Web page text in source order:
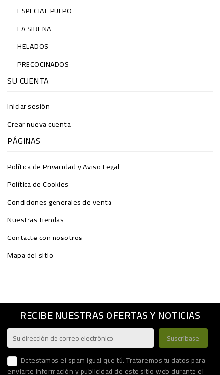
ESPECIAL PULPO
LA SIRENA
HELADOS
PRECOCINADOS
SU CUENTA
Iniciar sesión
Crear nueva cuenta
PÁGINAS
Política de Privacidad y Aviso Legal
Política de Cookies
Condiciones generales de venta
Nuestras tiendas
Contacte con nosotros
Mapa del sitio
RECIBE NUESTRAS OFERTAS Y NOTICIAS
Detestamos el spam igual que tú. Trataremos tu datos para
enviarte información y publicidad de este sitio web durante el